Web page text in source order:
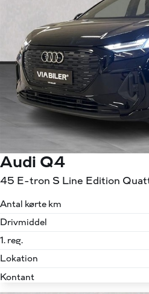
Audi Q4
45 E-tron S Line Edition
Antal kørte km
Drivmiddel
1. reg.
Lokation
Kontant